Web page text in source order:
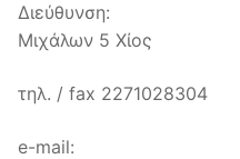
Διεύθυνση:
Μιχάλων 5 Χίος
τηλ. / fax 2271028304
e-mail: